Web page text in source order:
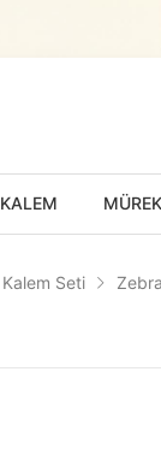
KALEM
Kalem Seti